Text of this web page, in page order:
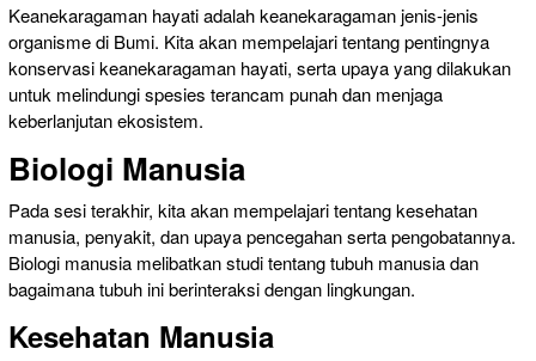
Keanekaragaman hayati adalah keanekaragaman jenis-jenis
organisme di Bumi. Kita akan mempelajari tentang pentingnya
konservasi keanekaragaman hayati, serta upaya yang dilakukan
untuk melindungi spesies terancam punah dan menjaga
keberlanjutan ekosistem.
Biologi Manusia
Pada sesi terakhir, kita akan mempelajari tentang kesehatan
manusia, penyakit, dan upaya pencegahan serta pengobatannya.
Biologi manusia melibatkan studi tentang tubuh manusia dan
bagaimana tubuh ini berinteraksi dengan lingkungan.
Kesehatan Manusia